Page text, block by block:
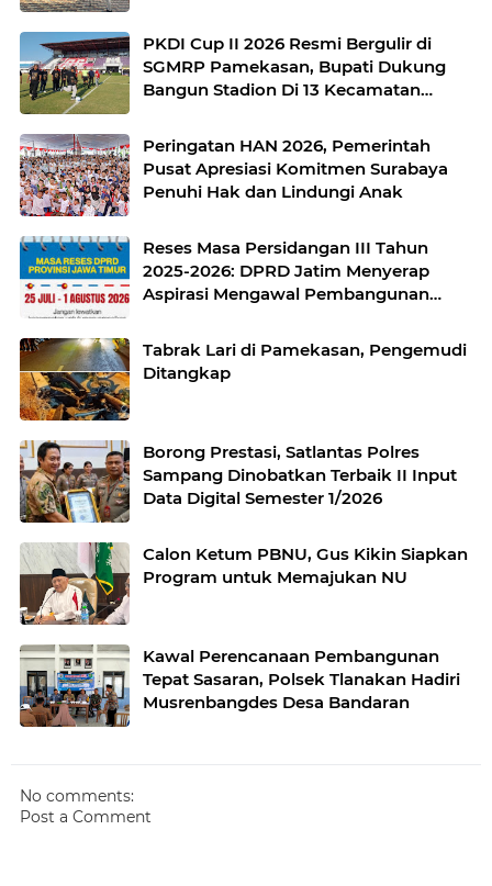
PKDI Cup II 2026 Resmi Bergulir di
SGMRP Pamekasan, Bupati Dukung
Bangun Stadion Di 13 Kecamatan
Peringatan HAN 2026, Pemerintah
Pusat Apresiasi Komitmen Surabaya
Penuhi Hak dan Lindungi Anak
Reses Masa Persidangan III Tahun
2025-2026: DPRD Jatim Menyerap
Aspirasi Mengawal Pembangunan
Tabrak Lari di Pamekasan, Pengemudi
Ditangkap
Borong Prestasi, Satlantas Polres
Sampang Dinobatkan Terbaik II Input
Data Digital Semester 1/2026
Calon Ketum PBNU, Gus Kikin Siapkan
Program untuk Memajukan NU
Kawal Perencanaan Pembangunan
Tepat Sasaran, Polsek Tlanakan Hadiri
Musrenbangdes Desa Bandaran
No comments:
Post a Comment